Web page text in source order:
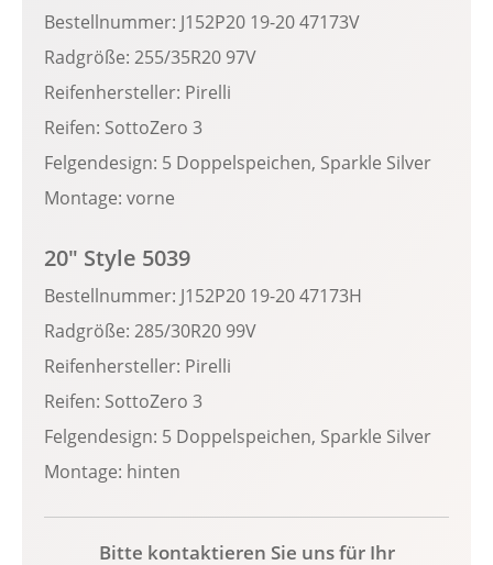
Bestellnummer: J152P20 19-20 47173V
Radgröße: 255/35R20 97V
Reifenhersteller: Pirelli
Reifen: SottoZero 3
Felgendesign: 5 Doppelspeichen, Sparkle Silver
Montage: vorne
20" Style 5039
Bestellnummer: J152P20 19-20 47173H
Radgröße: 285/30R20 99V
Reifenhersteller: Pirelli
Reifen: SottoZero 3
Felgendesign: 5 Doppelspeichen, Sparkle Silver
Montage: hinten
Bitte kontaktieren Sie uns für Ihr